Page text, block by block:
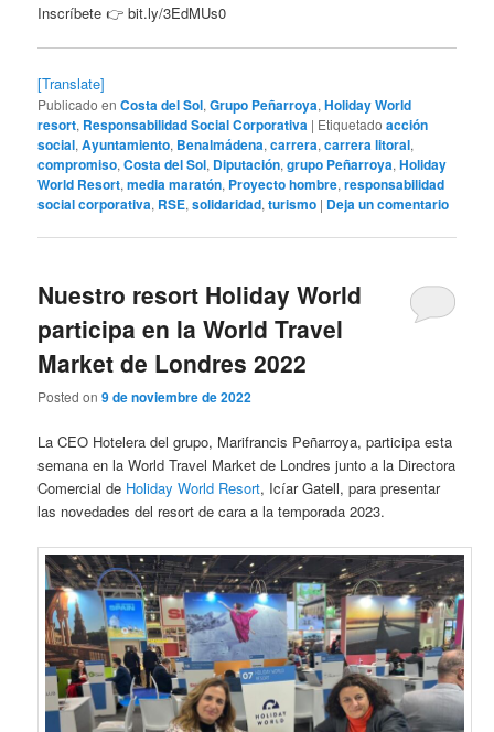
Inscríbete 👉 bit.ly/3EdMUs0
[Translate]
Publicado en Costa del Sol,Grupo Peñarroya,Holiday World
resort, Responsabilidad Social Corporativa | Etiquetado acción
social,Ayuntamiento, Benalmádena,carrera,carrera litoral,
compromiso,Costa del Sol, Diputación,grupo Peñarroya,Holiday
World Resort,media maratón, Proyecto hombre,responsabilidad
social corporativa, RSE,solidaridad,turismo | Deja un comentario
Nuestro resort Holiday World
participa en la World Travel
Market de Londres 2022
Posted on9 de noviembre de 2022
La CEO Hotelera del grupo, Marifrancis Peñarroya, participa esta
semana en la World Travel Market de Londres junto a la Directora
Comercial de Holiday World Resort, Icíar Gatell, para presentar
las novedades del resort de cara a la temporada 2023.